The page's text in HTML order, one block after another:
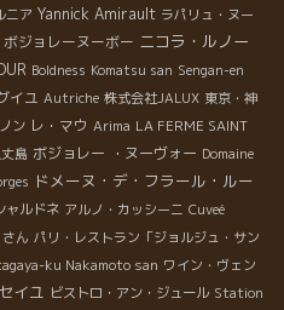
ニア Yannick Amirault ラパリュ・ヌー
ボジョレーヌーボー ニコラ・ルノー
Boldness Komatsu san Sengan-en
イユ Autriche 株式会社JALUX 東京・神
ン レ・マウ Arima LA FERME SAINT
島 ボジョレー ・ヌーヴォー Domaine
ドメーヌ・デ・フラール・ルー
ャルドネ アルノ・カッシーニ Cuveé
ん パリ・レストラン「ジョルジュ・サン
ku Nakamoto san ワイン・ヴェン
イユ ビストロ・アン・ジュール Station